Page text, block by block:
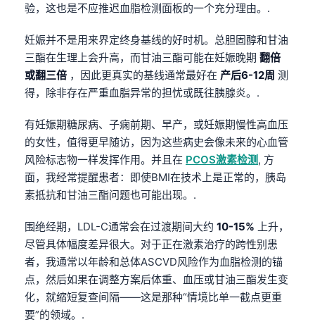
验，这也是不应推迟血脂检测面板的一个充分理由。.
妊娠并不是用来界定终身基线的好时机。总胆固醇和甘油
三酯在生理上会升高，而甘油三酯可能在妊娠晚期 翻倍
或翻三倍 ，因此更真实的基线通常最好在 产后6-12周 测
得，除非存在严重血脂异常的担忧或既往胰腺炎。.
有妊娠期糖尿病、子痫前期、早产，或妊娠期慢性高血压
的女性，值得更早随访，因为这些病史会像未来的心血管
风险标志物一样发挥作用。并且在 PCOS激素检测, 方
面，我经常提醒患者：即使BMI在技术上是正常的，胰岛
素抵抗和甘油三酯问题也可能出现。.
围绝经期，LDL-C通常会在过渡期间大约 10-15% 上升，
尽管具体幅度差异很大。对于正在激素治疗的跨性别患
者，我通常以年龄和总体ASCVD风险作为血脂检测的锚
点，然后如果在调整方案后体重、血压或甘油三酯发生变
化，就缩短复查间隔——这是那种“情境比单一截点更重
要”的领域。.